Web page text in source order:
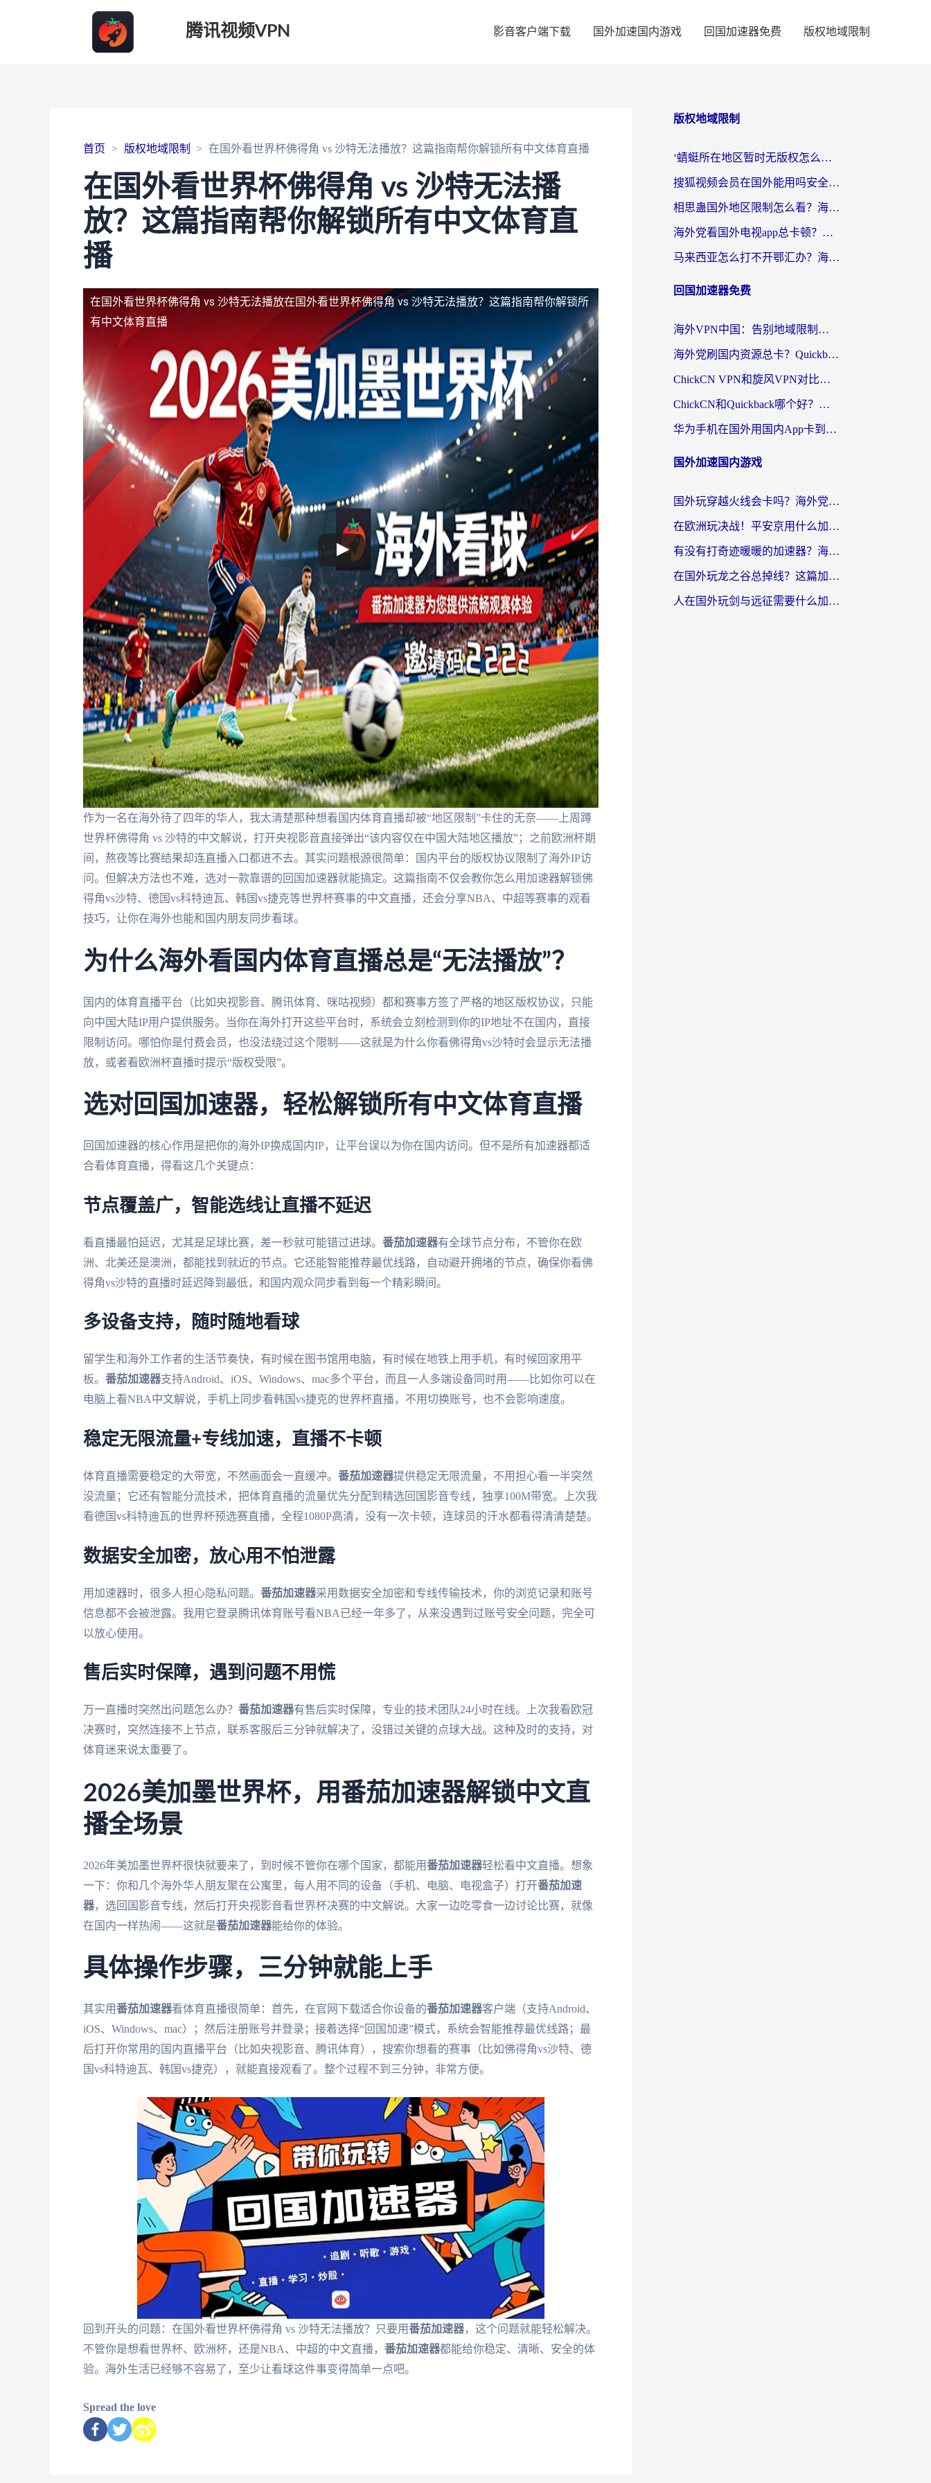
腾讯视频VPN 影音客户端下载 国外加速国内游戏 回国加速器免费 版权地域限制
首页 版权地域限制 在国外看世界杯佛得角 vs 沙特无法播放？这篇指南帮你解锁所有中文体育直播
在国外看世界杯佛得角 vs 沙特无法播
放？这篇指南帮你解锁所有中文体育直
播
在国外看世界杯佛得角 vs 沙特无法播放在国外看世界杯佛得角 vs 沙特无法播放？这篇指南帮你解锁所
有中文体育直播
作为一名在海外待了四年的华人，我太清楚那种想看国内体育直播却被“地区限制”卡住的无奈——上周蹲
世界杯佛得角 vs 沙特的中文解说，打开央视影音直接弹出“该内容仅在中国大陆地区播放”；之前欧洲杯期
间，熬夜等比赛结果却连直播入口都进不去。其实问题根源很简单：国内平台的版权协议限制了海外IP访
问。但解决方法也不难，选对一款靠谱的回国加速器就能搞定。这篇指南不仅会教你怎么用加速器解锁佛
得角vs沙特、德国vs科特迪瓦、韩国vs捷克等世界杯赛事的中文直播，还会分享NBA、中超等赛事的观看
技巧，让你在海外也能和国内朋友同步看球。
为什么海外看国内体育直播总是“无法播放”？
国内的体育直播平台（比如央视影音、腾讯体育、咪咕视频）都和赛事方签了严格的地区版权协议，只能
向中国大陆IP用户提供服务。当你在海外打开这些平台时，系统会立刻检测到你的IP地址不在国内，直接
限制访问。哪怕你是付费会员，也没法绕过这个限制——这就是为什么你看佛得角vs沙特时会显示无法播
放，或者看欧洲杯直播时提示“版权受限”。
选对回国加速器，轻松解锁所有中文体育直播
回国加速器的核心作用是把你的海外IP换成国内IP，让平台误以为你在国内访问。但不是所有加速器都适
合看体育直播，得看这几个关键点：
节点覆盖广，智能选线让直播不延迟
看直播最怕延迟，尤其是足球比赛，差一秒就可能错过进球。 番茄加速器有全球节点分布，不管你在欧
洲、北美还是澳洲，都能找到就近的节点。它还能智能推荐最优线路，自动避开拥堵的节点，确保你看佛
得角vs沙特的直播时延迟降到最低，和国内观众同步看到每一个精彩瞬间。
多设备支持，随时随地看球
留学生和海外工作者的生活节奏快，有时候在图书馆用电脑，有时候在地铁上用手机，有时候回家用平
板。 番茄加速器支持Android、iOS、Windows、mac多个平台，而且一人多端设备同时用——比如你可以在
电脑上看NBA中文解说，手机上同步看韩国vs捷克的世界杯直播，不用切换账号，也不会影响速度。
稳定无限流量+专线加速，直播不卡顿
体育直播需要稳定的大带宽，不然画面会一直缓冲。 番茄加速器提供稳定无限流量，不用担心看一半突然
没流量；它还有智能分流技术，把体育直播的流量优先分配到精选回国影音专线，独享100M带宽。上次我
看德国vs科特迪瓦的世界杯预选赛直播，全程1080P高清，没有一次卡顿，连球员的汗水都看得清清楚楚。
数据安全加密，放心用不怕泄露
用加速器时，很多人担心隐私问题。 番茄加速器采用数据安全加密和专线传输技术，你的浏览记录和账号
信息都不会被泄露。我用它登录腾讯体育账号看NBA已经一年多了，从来没遇到过账号安全问题，完全可
以放心使用。
售后实时保障，遇到问题不用慌
万一直播时突然出问题怎么办？ 番茄加速器有售后实时保障，专业的技术团队24小时在线。上次我看欧冠
决赛时，突然连接不上节点，联系客服后三分钟就解决了，没错过关键的点球大战。这种及时的支持，对
体育迷来说太重要了。
2026美加墨世界杯，用番茄加速器解锁中文直
播全场景
2026年美加墨世界杯很快就要来了，到时候不管你在哪个国家，都能用番茄加速器轻松看中文直播。想象
一下：你和几个海外华人朋友聚在公寓里，每人用不同的设备（手机、电脑、电视盒子）打开番茄加速
器，选回国影音专线，然后打开央视影音看世界杯决赛的中文解说。大家一边吃零食一边讨论比赛，就像
在国内一样热闹——这就是番茄加速器能给你的体验。
具体操作步骤，三分钟就能上手
其实用番茄加速器看体育直播很简单：首先，在官网下载适合你设备的番茄加速器客户端（支持Android、
iOS、Windows、mac）；然后注册账号并登录；接着选择“回国加速”模式，系统会智能推荐最优线路；最
后打开你常用的国内直播平台（比如央视影音、腾讯体育），搜索你想看的赛事（比如佛得角vs沙特、德
国vs科特迪瓦、韩国vs捷克），就能直接观看了。整个过程不到三分钟，非常方便。
回到开头的问题：在国外看世界杯佛得角 vs 沙特无法播放？只要用番茄加速器，这个问题就能轻松解决。
不管你是想看世界杯、欧洲杯，还是NBA、中超的中文直播， 番茄加速器都能给你稳定、清晰、安全的体
验。海外生活已经够不容易了，至少让看球这件事变得简单一点吧。
Spread the love
版权地域限制
‘蜻蜓所在地区暂时无版权怎么办’？海外党看国内内容、办国内事的实用指南
搜狐视频会员在国外能用吗安全吗？留学生亲测有效的回国观影解决方案
相思蛊国外地区限制怎么看？海外党追剧听歌的终极解决方案
海外党看国外电视app总卡顿？选对回国加速器，追剧购物两不误
马来西亚怎么打不开鄂汇办？海外华人必备的回国加速指南，解决追剧、办事、阅读难题
回国加速器免费
海外VPN中国：告别地域限制，留学生与华人如何轻松刷国内剧、玩国服？
海外党刷国内资源总卡？Quickback和采集蜂好用吗？这篇指南帮你避坑
ChickCN VPN和旋风VPN对比哪个回国效果更好？海外党亲测实用指南
ChickCN和Quickback哪个好？海外党亲测回国加速器，轻松解锁国内资源（附避坑指南）
华为手机在国外用国内App卡到崩溃？这篇加速器指南帮你无缝刷剧打游戏
国外加速国内游戏
国外玩穿越火线会卡吗？海外党亲测有效的国服游戏加速指南
在欧洲玩决战！平安京用什么加速器最好用？2026实测有效的国服游戏加速指南
有没有打奇迹暖暖的加速器？海外党国服游戏畅玩不卡顿的秘密
在国外玩龙之谷总掉线？这篇加速器指南帮你告别延迟卡顿！
人在国外玩剑与远征需要什么加速器？老玩家亲测的避坑指南来了